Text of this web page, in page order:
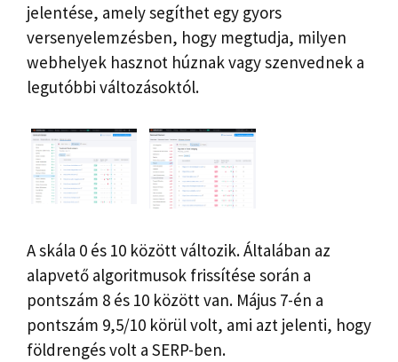
jelentése, amely segíthet egy gyors
versenyelemzésben, hogy megtudja, milyen
webhelyek hasznot húznak vagy szenvednek a
legutóbbi változásoktól.
A skála 0 és 10 között változik. Általában az
alapvető algoritmusok frissítése során a
pontszám 8 és 10 között van. Május 7-én a
pontszám 9,5/10 körül volt, ami azt jelenti, hogy
földrengés volt a SERP-ben.